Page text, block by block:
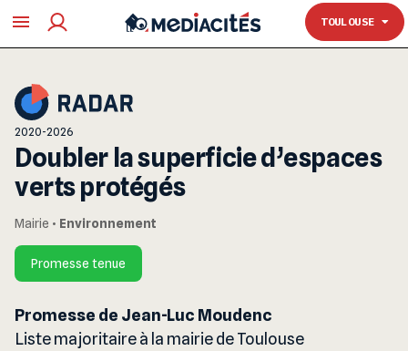
TOULOUSE
TOULOUSE
2020-2026
Doubler la superficie d’espaces
verts protégés
Mairie • Environnement
Promesse tenue
Promesse de Jean-Luc Moudenc
Liste majoritaire à la mairie de Toulouse